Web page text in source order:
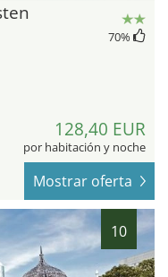
70%
128,40 EUR
por habitación y noche
Mostrar oferta
10